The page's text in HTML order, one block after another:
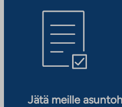
Jätä meille